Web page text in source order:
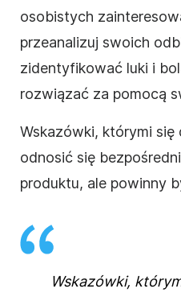
osobistych
przeanalizuj swoich
zidentyfikować luki i
rozwiązać za pomocą
Wskazówki, którymi się
odnosić się
produktu, ale powinny
Wskazówki,